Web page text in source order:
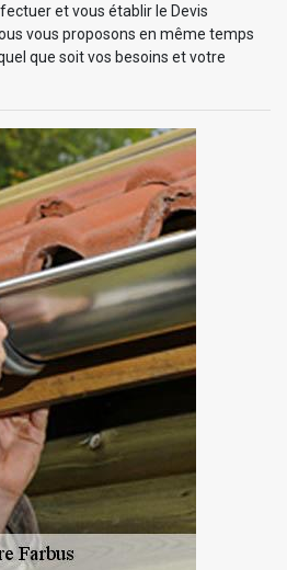
et vous établir le Devis
vous proposons en même temps
que soit vos besoins et votre